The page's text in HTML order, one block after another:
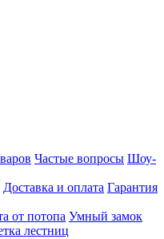
Частые вопросы Шоу-
Доставка и оплата Гарантия
от потопа Умный замок
лестниц